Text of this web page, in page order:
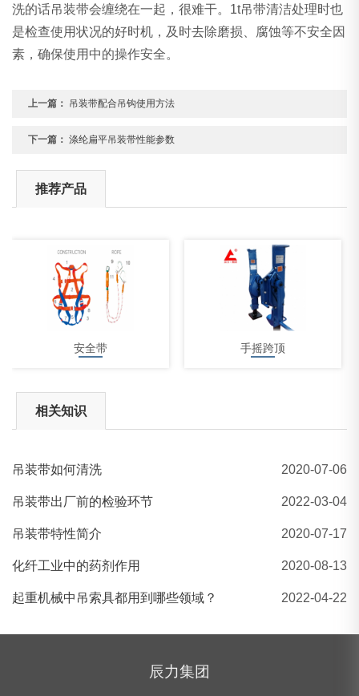
洗的话吊装带会缠绕在一起，很难干。1t吊带清洁处理时也
是检查使用状况的好时机，及时去除磨损、腐蚀等不安全因
素，确保使用中的操作安全。
上一篇： 吊装带配合吊钩使用方法
下一篇： 涤纶扁平吊装带性能参数
推荐产品
安全带 手摇跨顶
钢丝绳插套机
相关知识
吊装带如何清洗 2020-07-06
吊装带出厂前的检验环节 2022-03-04
吊装带特性简介 2020-07-17
化纤工业中的药剂作用 2020-08-13
起重机械中吊索具都用到哪些领域？ 2022-04-22
辰力集团